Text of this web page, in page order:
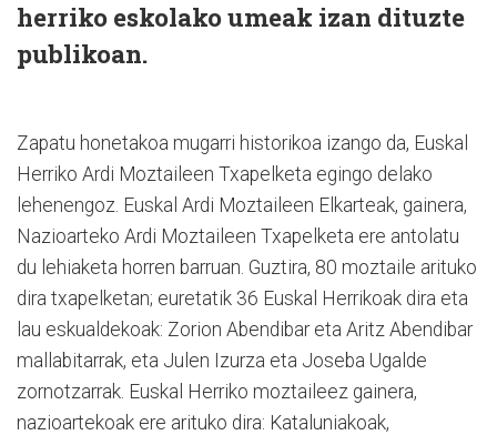
herriko eskolako umeak izan dituzte
publikoan.
Zapatu honetakoa mugarri historikoa izango da, Euskal
Herriko Ardi Moztaileen Txapelketa egingo delako
lehenengoz. Euskal Ardi Moztaileen Elkarteak, gainera,
Nazioarteko Ardi Moztaileen Txapelketa ere antolatu
du lehiaketa horren barruan. Guztira, 80 moztaile arituko
dira txapelketan; euretatik 36 Euskal Herrikoak d ira eta
lau eskualdekoak: Zorion Abendibar eta Aritz Abendibar
mallabitarrak, eta Julen Izurza eta Joseba Ugalde
zornotzarrak. Euskal Herriko moztaileez gainera,
nazioartekoak ere arituko dira: Kataluniakoak,